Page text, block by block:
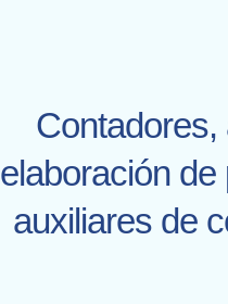
Contadores,
elaboración
auxiliares de